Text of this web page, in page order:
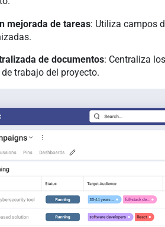
mejorada de tareas: Utiliza campos
de documentos: Centraliza
trabajo del proyecto.